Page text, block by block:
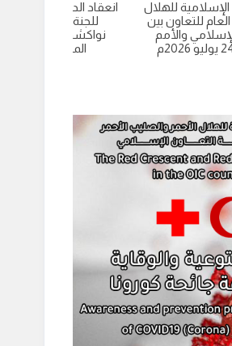
للهلال
للتعاون بين
والأمم
انعقاد الدورة العادية
للجنة الاسلامية
نواكشوط-
الموريتانية 9 يوليو 2026م